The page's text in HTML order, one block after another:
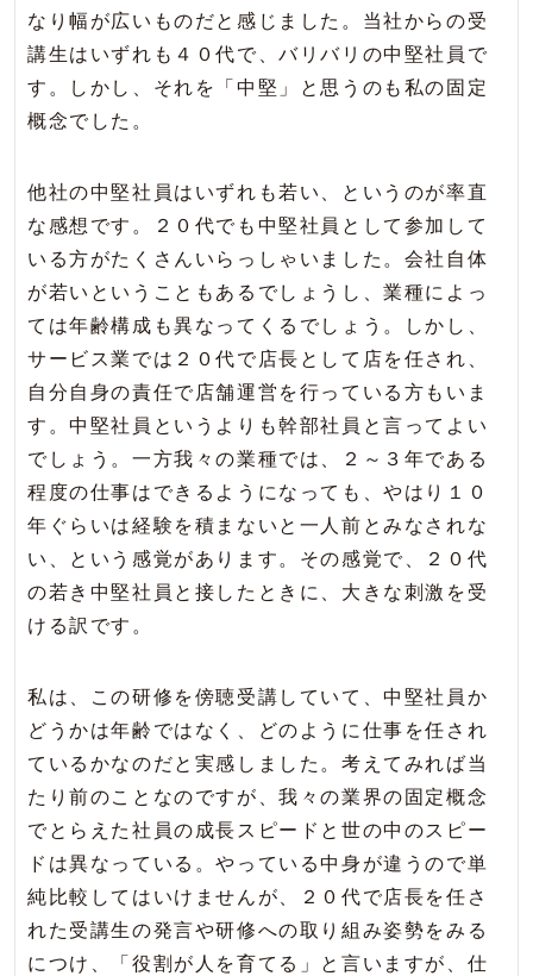
なり幅が広いものだと感じました。当社からの受
講生はいずれも４０代で、バリバリの中堅社員で
す。しかし、それを「中堅」と思うのも私の固定
概念でした。
他社の中堅社員はいずれも若い、というのが率直
な感想です。２０代でも中堅社員として参加して
いる方がたくさんいらっしゃいました。会社自体
が若いということもあるでしょうし、業種によっ
ては年齢構成も異なってくるでしょう。しかし、
サービス業では２０代で店長として店を任され、
自分自身の責任で店舗運営を行っている方もいま
す。中堅社員というよりも幹部社員と言ってよい
でしょう。一方我々の業種では、２～３年である
程度の仕事はできるようになっても、やはり１０
年ぐらいは経験を積まないと一人前とみなされな
い、という感覚があります。その感覚で、２０代
の若き中堅社員と接したときに、大きな刺激を受
ける訳です。
私は、この研修を傍聴受講していて、中堅社員か
どうかは年齢ではなく、どのように仕事を任され
ているかなのだと実感しました。考えてみれば当
たり前のことなのですが、我々の業界の固定概念
でとらえた社員の成長スピードと世の中のスピー
ドは異なっている。やっている中身が違うので単
純比較してはいけませんが、２０代で店長を任さ
れた受講生の発言や研修への取り組み姿勢をみる
につけ、「役割が人を育てる」と言いますが、仕